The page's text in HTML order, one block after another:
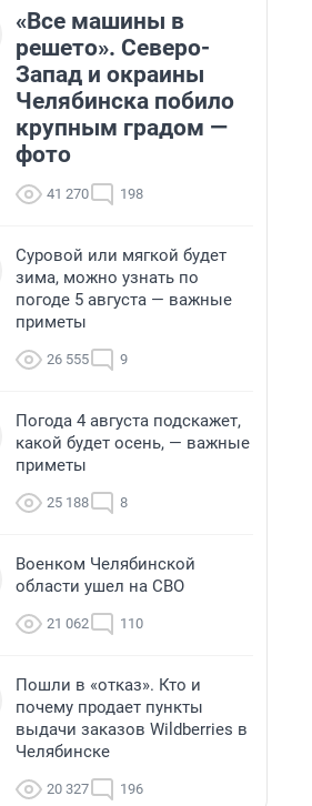
«Все машины в
решето». Северо-
Запад и окраины
Челябинска побило
крупным градом —
фото
41 270 198
Суровой или мягкой будет
зима, можно узнать по
погоде 5 августа — важные
приметы
26 555 9
Погода 4 августа подскажет,
какой будет осень, — важные
приметы
25 188 8
Военком Челябинской
области ушел на СВО
21 062 110
Пошли в «отказ». Кто и
почему продает пункты
выдачи заказов Wildberries в
Челябинске
20 327 196